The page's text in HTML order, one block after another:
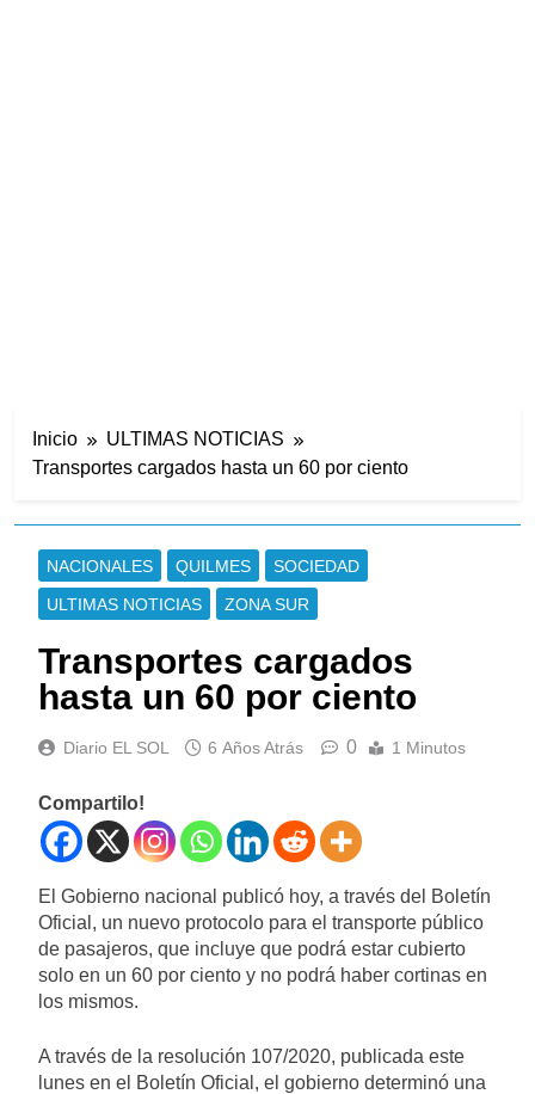
Inicio
ULTIMAS NOTICIAS
Transportes cargados hasta un 60 por ciento
NACIONALES QUILMES
SOCIEDAD
ULTIMAS NOTICIAS
ZONA SUR
Transportes cargados
hasta un 60 por ciento
Diario EL SOL 6 Años Atrás 0 1 Minutos
Compartilo!
El Gobierno nacional publicó hoy, a través del Boletín
Oficial, un nuevo protocolo para el transporte público
de pasajeros, que incluye que podrá estar cubierto
solo en un 60 por ciento y no podrá haber cortinas en
los mismos.
A través de la resolución 107/2020, publicada este
lunes en el Boletín Oficial, el gobierno determinó una